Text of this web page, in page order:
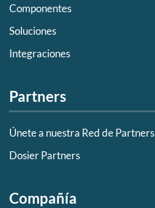
Componentes
Soluciones
Integraciones
Partners
Únete a nuestra Red de Partners
Dosier Partners
Compañía